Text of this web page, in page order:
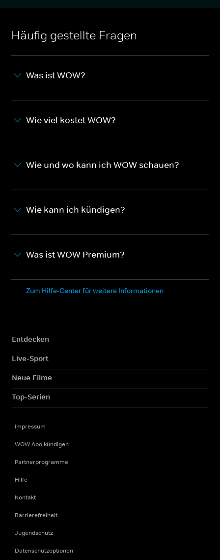
Häufig gestellte Fragen
Was ist WOW?
Wie viel kostet WOW?
Wie und wo kann ich WOW schauen?
Wie kann ich kündigen?
Was ist WOW Premium?
Zum Hilfe-Center für weitere Informationen
Entdecken
Live-Sport
Neue Filme
Top-Serien
Impressum
WOW Abo kündigen
Partnerprogramme
Hilfe
Kontakt
Barrierefreiheit
Jugendschutz
Datenschutzoptionen